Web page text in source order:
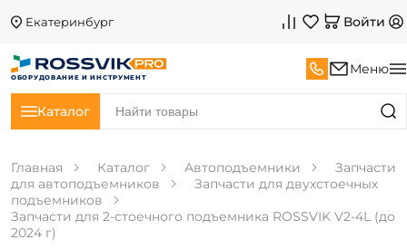
Екатеринбург Войти
ОБОРУДОВАНИЕ И ИНСТРУМЕНТ
Меню
Каталог
Главная Каталог Автоподъемники
Запчасти
для автоподъемников
Запчасти для двухстоечных
подъемников
Запчасти для 2-стоечного подъемника ROSSVIK V2-4L (до
2024 г)